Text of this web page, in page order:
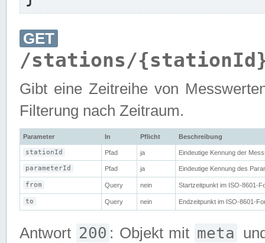
GET
/stations/
Gibt eine Zeitreihe von
Filterung nach Zeitraum.
Parameter In Pflicht Beschreibung
stationId Pfad ja Eindeutige Kennung der
parameterId Pfad ja Eindeutige Kennung des
from Query nein Startzeitpunkt im ISO-8601-
to Query nein Endzeitpunkt im ISO-8601-
Antwort 200 : Objekt mit meta